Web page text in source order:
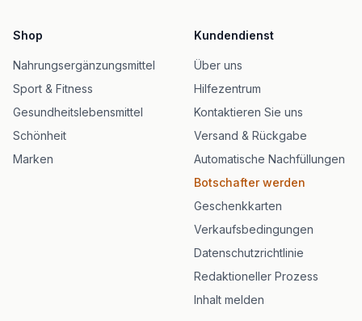
Shop
Nahrungsergänzungsmittel
Sport & Fitness
Gesundheitslebensmittel
Schönheit
Marken
Kundendienst
Über uns
Hilfezentrum
Kontaktieren Sie uns
Versand & Rückgabe
Automatische Nachfüllungen
Botschafter werden
Geschenkkarten
Verkaufsbedingungen
Datenschutzrichtlinie
Redaktioneller Prozess
Inhalt melden